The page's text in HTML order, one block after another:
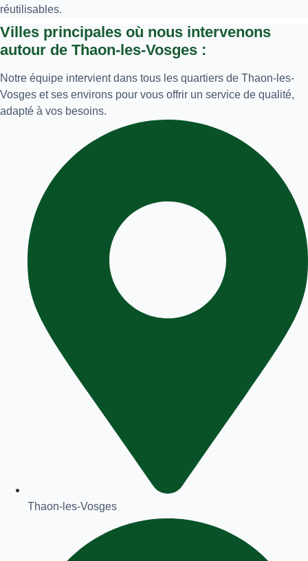
réutilisables.
Villes principales où nous intervenons
autour de Thaon-les-Vosges :
Notre équipe intervient dans tous les quartiers de Thaon-les-
Vosges et ses environs pour vous offrir un service de qualité,
adapté à vos besoins.
Thaon-les-Vosges